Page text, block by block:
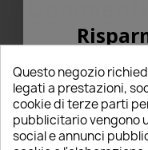
Riepilogo
5
starstarstarstarstar
Questo negozio
legati a prestazioni,
cookie di terze parti
pubblicitario vengono
social e annunci
Inserisci la tua